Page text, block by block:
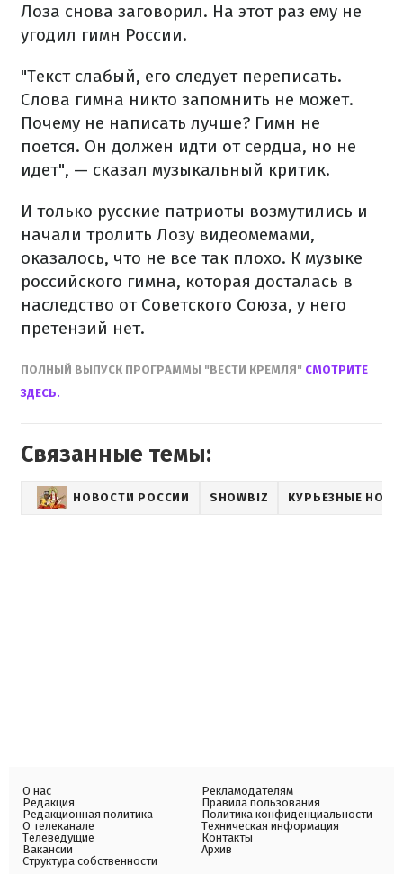
Лоза снова заговорил. На этот раз ему не
угодил гимн России.
"Текст слабый, его следует переписать.
Слова гимна никто запомнить не может.
Почему не написать лучше? Гимн не
поется. Он должен идти от сердца, но не
идет", — сказал музыкальный критик.
И только русские патриоты возмутились и
начали тролить Лозу видеомемами,
оказалось, что не все так плохо. К музыке
российского гимна, которая досталась в
наследство от Советского Союза, у него
претензий нет.
ПОЛНЫЙ ВЫПУСК ПРОГРАММЫ "ВЕСТИ КРЕМЛЯ" СМОТРИТЕ
ЗДЕСЬ.
Связанные темы:
НОВОСТИ РОССИИ SHOWBIZ КУРЬЕЗНЫЕ
О нас
Редакция
Редакционная политика
О телеканале
Телеведущие
Вакансии
Структура собственности
Рекламодателям
Правила пользования
Политика конфиденциальности
Техническая информация
Контакты
Архив